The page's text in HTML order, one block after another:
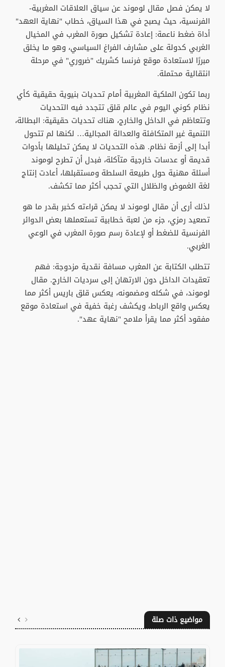
لا يمكن فصل مقال لوموند عن سياق العلاقات المغربية-
الفرنسية، حيث يصبح في هذا السياق، خطاب "نهاية العهد"
أداة ضغط ناعمة: إعادة تشكيل صورة المغرب في المخيال
الغربي كدولة على مشارف الفراغ السياسي، وهو ما يخلق
مبررًا لاستعادة موقع فرنسا كشريك "ضروري" في مرحلة
انتقالية محتملة.
ربما تكون الملكية المغربية أمام تحديات بنيوية حقيقية كأي
نظام كوني اليوم في عالم قلق تتجدد فيه التحديات
وتتعاظم في الداخل والخارج، هناك تحديات حقيقية: البطالة،
التنمية غير المتكافئة والعدالة المجالية… لكنها لم تتحول
أبدا إلى أزمة نظام. هذه التحديات لا يمكن تحليلها بأدوات
قديمة أو عدسات خارجية متآكلة، فبدل أن تطرح لوموند
أسئلة مهنية حول طبيعة السلطة ومستقبلها، أعادت إنتاج
لغة الغموض والظلال التي تحجب أكثر مما تكشف.
لذلك أرى أن مقال لوموند لا يمكن قراءته كخبر بقدر ما هو
تصعيد رمزي، جزء من لعبة خطابية تستعملها بعض الدوائر
الفرنسية للضغط أو لإعادة رسم صورة المغرب في الوعي
الغربي.
تتطلب الكتابة عن المغرب مسافة نقدية مزدوجة: فهم
تعقيدات الداخل دون الارتهان إلى سرديات الخارج. مقال
لوموند، في شكله ومضمونه، يعكس قلق باريس أكثر مما
يعكس واقع الرباط، ويكشف رغبة خفية في استعادة موقع
مفقود أكثر مما يقرأ ملامح "نهاية عهد".
مواضيع ذات صلة